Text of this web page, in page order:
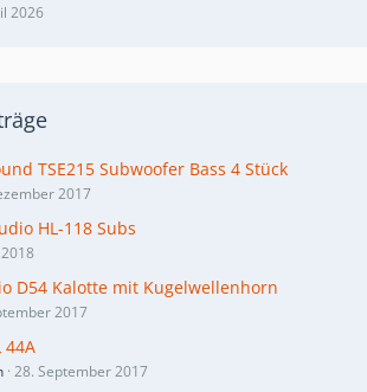
2026
TSE215 Subwoofer Bass 4 Stück
2017
HL-118 Subs
D54 Kalotte mit Kugelwellenhorn
2017
44A
28. September 2017